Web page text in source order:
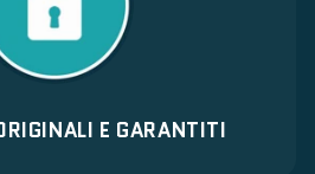
E GARANTITI